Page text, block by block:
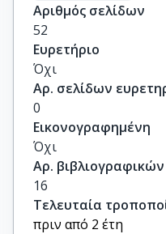
Αριθμός σελίδων
52
Ευρετήριο
Όχι
Αρ. σελίδων
0
Εικονογραφημένη
Όχι
Αρ.
16
Τελευταία
πριν από 2 έτη